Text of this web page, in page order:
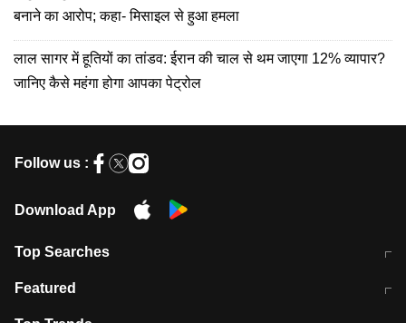
बनाने का आरोप; कहा- मिसाइल से हुआ हमला
लाल सागर में हूतियों का तांडव: ईरान की चाल से थम जाएगा 12% व्यापार?
जानिए कैसे महंगा होगा आपका पेट्रोल
Follow us :
Download App
Top Searches
मुंबई में लगे 'जेन जी' के पोस्टर, लिखा- 'मैं
Featured